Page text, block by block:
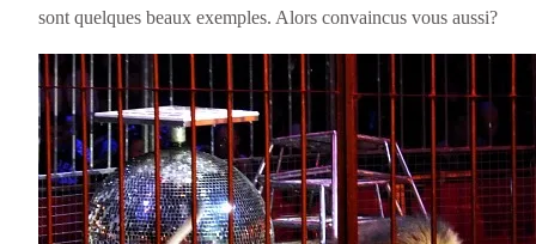
sont quelques beaux exemples. Alors convaincus vous aussi?